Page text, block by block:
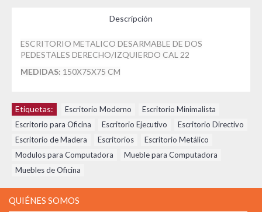
Descripción
ESCRITORIO METALICO DESARMABLE DE DOS
PEDESTALES DERECHO/IZQUIERDO CAL 22
MEDIDAS: 150X75X75 CM
Etiquetas: Escritorio Moderno Escritorio Minimalista
Escritorio para Oficina
Escritorio Ejecutivo Escritorio Directivo
Escritorio de Madera
Escritorios Escritorio Metálico
Modulos para Computadora
Mueble para Computadora
Muebles de Oficina
QUIÉNES SOMOS